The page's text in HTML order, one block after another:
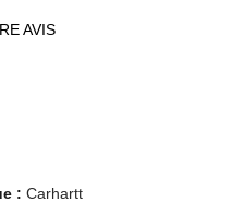
AVIS
: Carhartt